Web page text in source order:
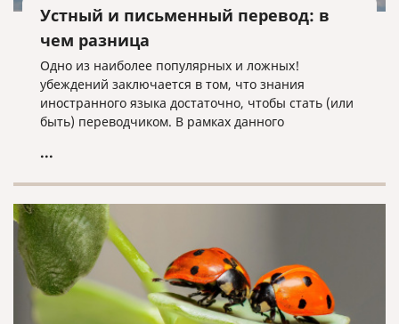
Устный и письменный перевод: в
чем разница
Одно из наиболее популярных и ложных!
убеждений заключается в том, что знания
иностранного языка достаточно, чтобы стать (или
быть) переводчиком. В рамках данного
очевидное убеждение – письменный переводчик
представления о различиях между работой
устного и письменного переводчика.
...